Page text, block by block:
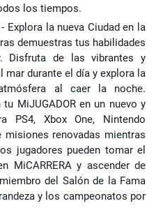
los tiempos.
Explora la nueva Ciudad en la
demuestras tus habilidades
Disfruta de las vibrantes y
durante el día y explora la
al caer la noche.
MiJUGADOR en un nuevo y
PS4, Xbox One, Nintendo
misiones renovadas mientras
jugadores pueden tomar el
MiCARRERA y ascender de
del Salón de la Fama
y los campeonatos por